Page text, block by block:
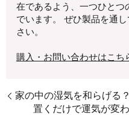
在であるよう、一つひとつ
でいます。 ぜひ製品を通
さい。
購入・お問い合わせはこち
家の中の湿気を和らげる
置くだけで運気が変